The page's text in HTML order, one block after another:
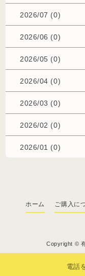
2026/07 (0)
2026/06 (0)
2026/05 (0)
2026/04 (0)
2026/03 (0)
2026/02 (0)
2026/01 (0)
電話
ホーム ご購入に
Copyright ©